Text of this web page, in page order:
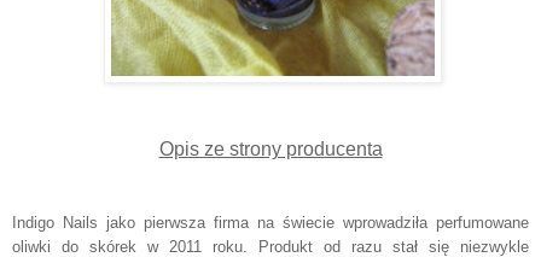
Opis ze strony producenta
Indigo Nails jako pierwsza firma na świecie wprowadziła perfumowane
oliwki do skórek w 2011 roku. Produkt od razu stał się niezwykle